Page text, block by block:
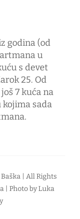
godina (od
u
s devet
25. Od
7 kuća na
sada
| All Rights
| Photo byLuka